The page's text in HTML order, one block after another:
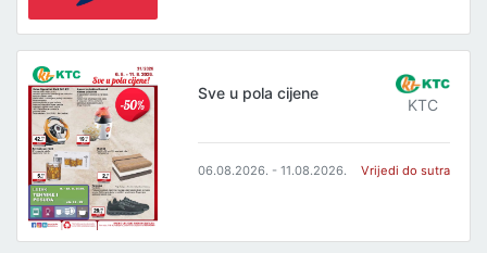
Sve u pola cijene
KTC
06.08.2026. - 11.08.2026. Vrijedi do sutra